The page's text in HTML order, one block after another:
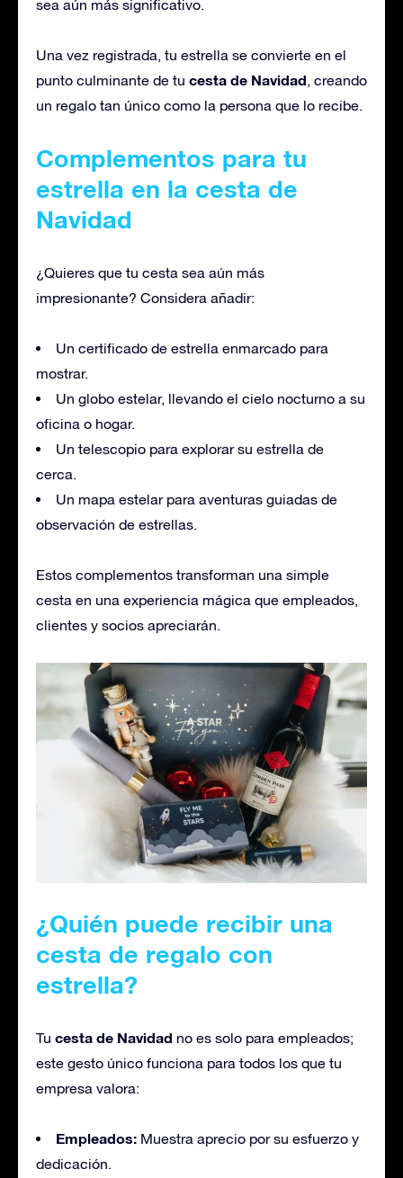
sea aún más significativo.
Una vez registrada, tu estrella se convierte en el
punto culminante de tu cesta de Navidad, creando
un regalo tan único como la persona que lo recibe.
Complementos para tu
estrella en la cesta de
Navidad
¿Quieres que tu cesta sea aún más
impresionante? Considera añadir:
Un certificado de estrella enmarcado para
mostrar.
Un globo estelar, llevando el cielo nocturno a su
oficina o hogar.
Un telescopio para explorar su estrella de
cerca.
Un mapa estelar para aventuras guiadas de
observación de estrellas.
Estos complementos transforman una simple
cesta en una experiencia mágica que empleados,
clientes y socios apreciarán.
¿Quién puede recibir una
cesta de regalo con
estrella?
Tu cesta de Navidad no es solo para empleados;
este gesto único funciona para todos los que tu
empresa valora:
Empleados: Muestra aprecio por su esfuerzo y
dedicación.